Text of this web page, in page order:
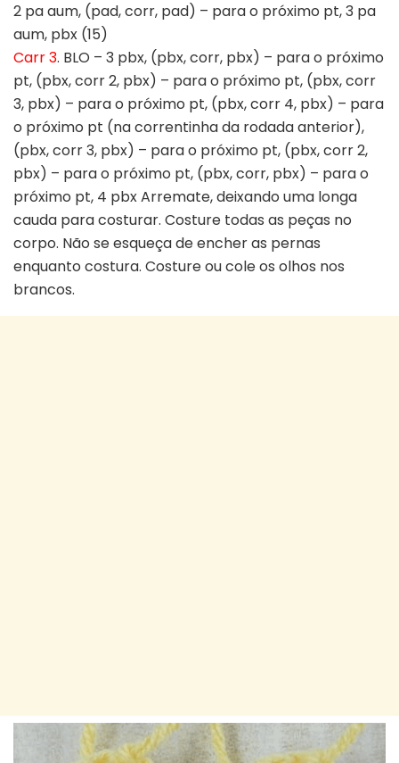
2 pa aum, (pad, corr, pad) – para o próximo pt, 3 pa
aum, pbx (15)
Carr 3. BLO – 3 pbx, (pbx, corr, pbx) – para o próximo
pt, (pbx, corr 2, pbx) – para o próximo pt, (pbx, corr
3, pbx) – para o próximo pt, (pbx, corr 4, pbx) – para
o próximo pt (na correntinha da rodada anterior),
(pbx, corr 3, pbx) – para o próximo pt, (pbx, corr 2,
pbx) – para o próximo pt, (pbx, corr, pbx) – para o
próximo pt, 4 pbx Arremate, deixando uma longa
cauda para costurar. Costure todas as peças no
corpo. Não se esqueça de encher as pernas
enquanto costura. Costure ou cole os olhos nos
brancos.